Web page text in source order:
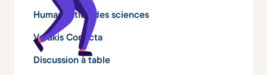
Humanisation des sciences
Verakis Conecta
Discussion à table